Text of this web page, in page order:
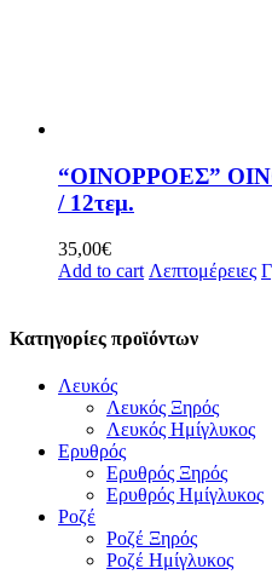
“ΟΙΝΟΡΡΟΕΣ”
/ 12τεμ.
35,00€
Add to cart Λεπτομέρειες
Κατηγορίες προϊόντων
Λευκός
Λευκός Ξηρός
Λευκός Ημίγλυκος
Ερυθρός
Ερυθρός Ξηρός
Ερυθρός Ημίγλυκος
Ροζέ
Ροζέ Ξηρός
Ροζέ Ημίγλυκος